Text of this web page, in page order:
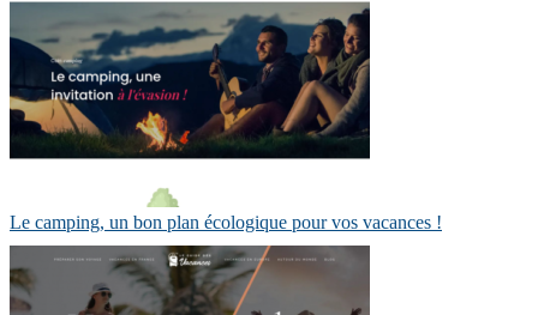
Le camping, un bon plan écologique pour vos vacances !